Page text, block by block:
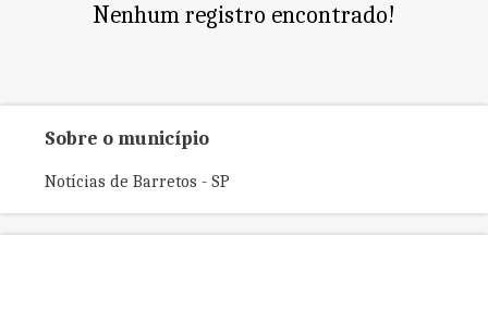
Nenhum registro encontrado!
Sobre o município
Notícias de Barretos - SP